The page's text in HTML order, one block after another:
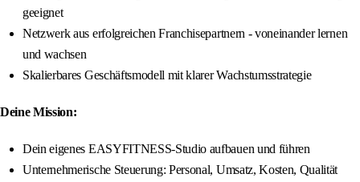
geeignet
Netzwerk aus erfolgreichen Franchisepartnern - voneinander lernen
und wachsen
Skalierbares Geschäftsmodell mit klarer Wachstumsstrategie
Deine Mission:
Dein eigenes EASYFITNESS-Studio aufbauen und führen
Unternehmerische Steuerung: Personal, Umsatz, Kosten, Qualität